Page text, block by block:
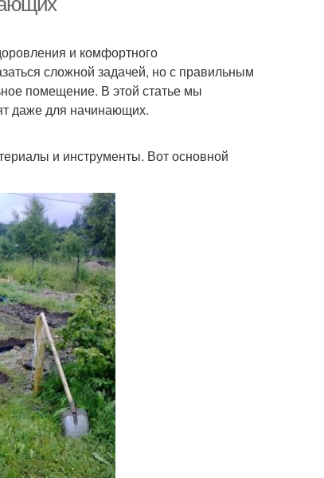
и комфортного
сложной задачей, но с правильным
помещение. В этой статье мы
даже для начинающих.
и инструменты. Вот основной